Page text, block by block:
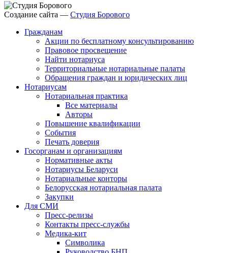
Создание сайта — Студия Борового
Гражданам
Акции по бесплатному консультированию
Правовое просвещение
Найти нотариуса
Территориальные нотариальные палаты
Обращения граждан и юридических лиц
Нотариусам
Нотариальная практика
Все материалы
Авторы
Повышение квалификации
События
Печать доверия
Госорганам и организациям
Нормативные акты
Нотариусы Беларуси
Нотариальные конторы
Белорусская нотариальная палата
Закупки
Для СМИ
Пресс-релизы
Контакты пресс-службы
Медика-кит
Символика